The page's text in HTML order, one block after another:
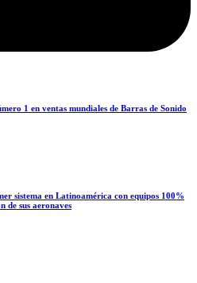
1 en ventas mundiales de Barras de Sonido
sistema en Latinoamérica con equipos 100%
de sus aeronaves